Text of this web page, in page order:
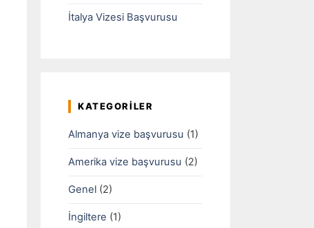
İtalya Vizesi Başvurusu
KATEGORILER
Almanya vize başvurusu (1)
Amerika vize başvurusu (2)
Genel (2)
İngiltere (1)